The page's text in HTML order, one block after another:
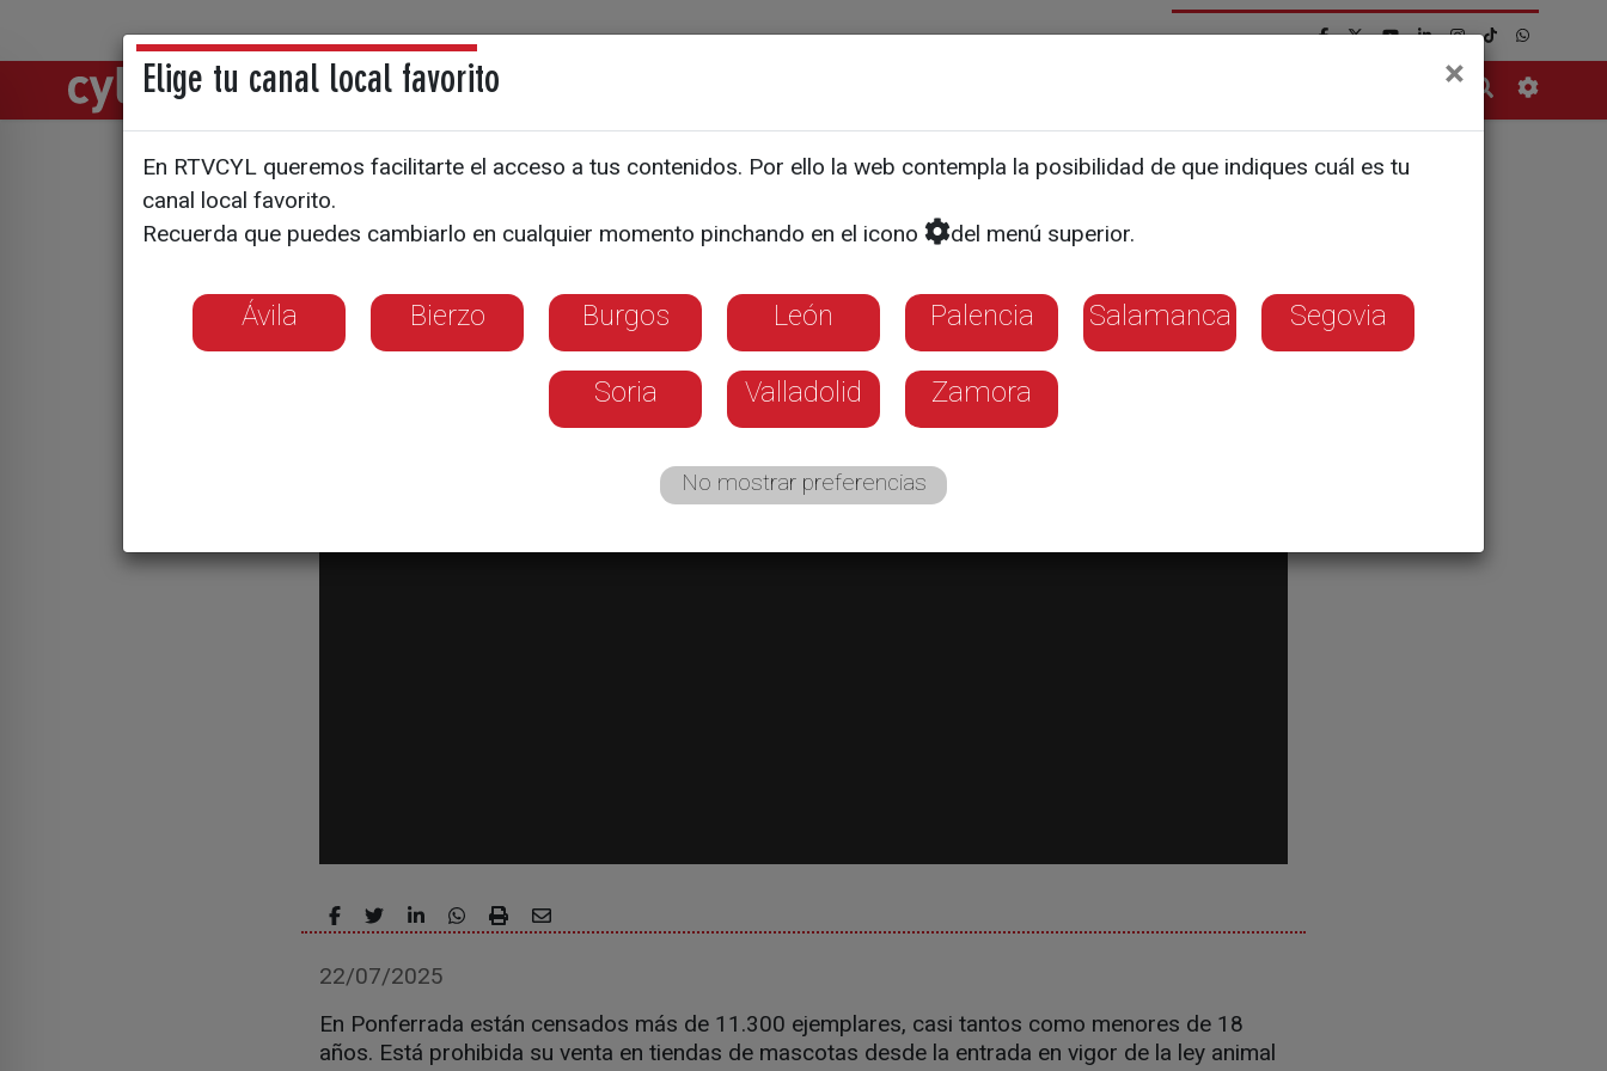
Directos Noticias
El 21 de julo se celebró el Día Mundial del
Perro
22/07/2025
En Ponferrada están censados más de 11.300 ejemplares, casi tantos como menores de 18
años. Está prohibida su venta en tiendas de mascotas desde la entrada en vigor de la ley animal
Elige tu canal local favorito ×
En RTVCYL queremos facilitarte el acceso a tus contenidos. Por ello la web contempla la posibilidad de que indiques cuál es tu
canal local favorito.
Recuerda que puedes cambiarlo en cualquier momento pinchando en el icono
del menú superior.
Ávila Bierzo Burgos León Palencia Salamanca Segovia
Soria Valladolid Zamora
No mostrar preferencias